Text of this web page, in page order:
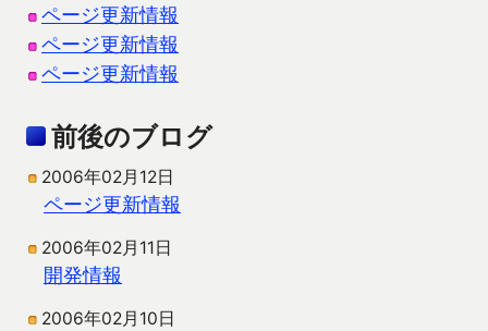
ページ更新情報
ページ更新情報
ページ更新情報
前後のブログ
2006年02月12日
ページ更新情報
2006年02月11日
開発情報
2006年02月10日